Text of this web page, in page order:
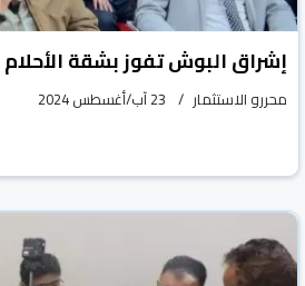
إشراق البوش تفوز بشقة
محررو الاستثمار 23 آب/أغسطس 2024